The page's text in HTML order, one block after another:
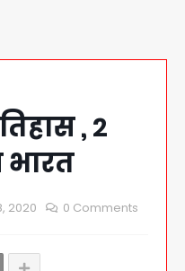
, २
भारत
2020 0 Comments